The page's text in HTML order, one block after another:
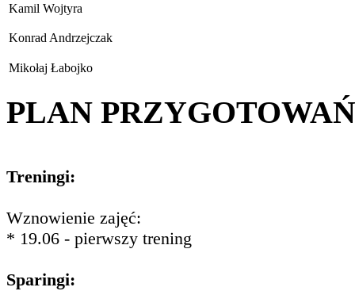
Kamil Wojtyra
Konrad Andrzejczak
Mikołaj Łabojko
PLAN PRZYGOTOWAŃ
Treningi:
Wznowienie zajęć:
* 19.06 - pierwszy trening
Sparingi: